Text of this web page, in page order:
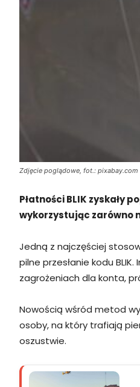
Zdjęcie poglądowe, fot.: pixabay.com
Płatności BLIK zyskały
wykorzystując zarówno
Jedną z najczęściej
pilne przesłanie kodu
zagrożeniach dla konta,
Nowością wśród metod
osoby, na który trafiają
oszustwie.